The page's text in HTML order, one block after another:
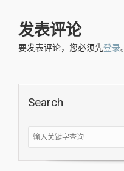
发表评论
要发表评论，您必须先登录。
Search